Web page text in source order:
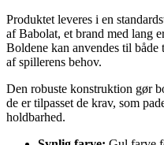
Produktet leveres i en
af Babolat, et brand med lang
Boldene kan anvendes til
af spillerens behov.
Den robuste konstruktion gør
de er tilpasset de krav, som
holdbarhed.